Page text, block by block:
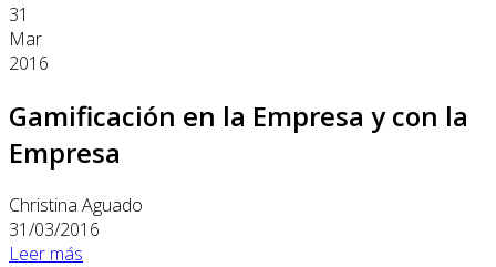
31
Mar
2016
Gamificación en la Empresa y con la
Empresa
Christina Aguado
31/03/2016
Leer más